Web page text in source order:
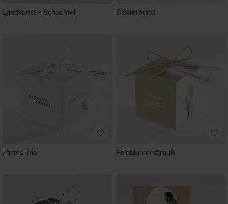
Landkunst - Schachtel Blätterband
Zartes Trio Feldblumenstrauß